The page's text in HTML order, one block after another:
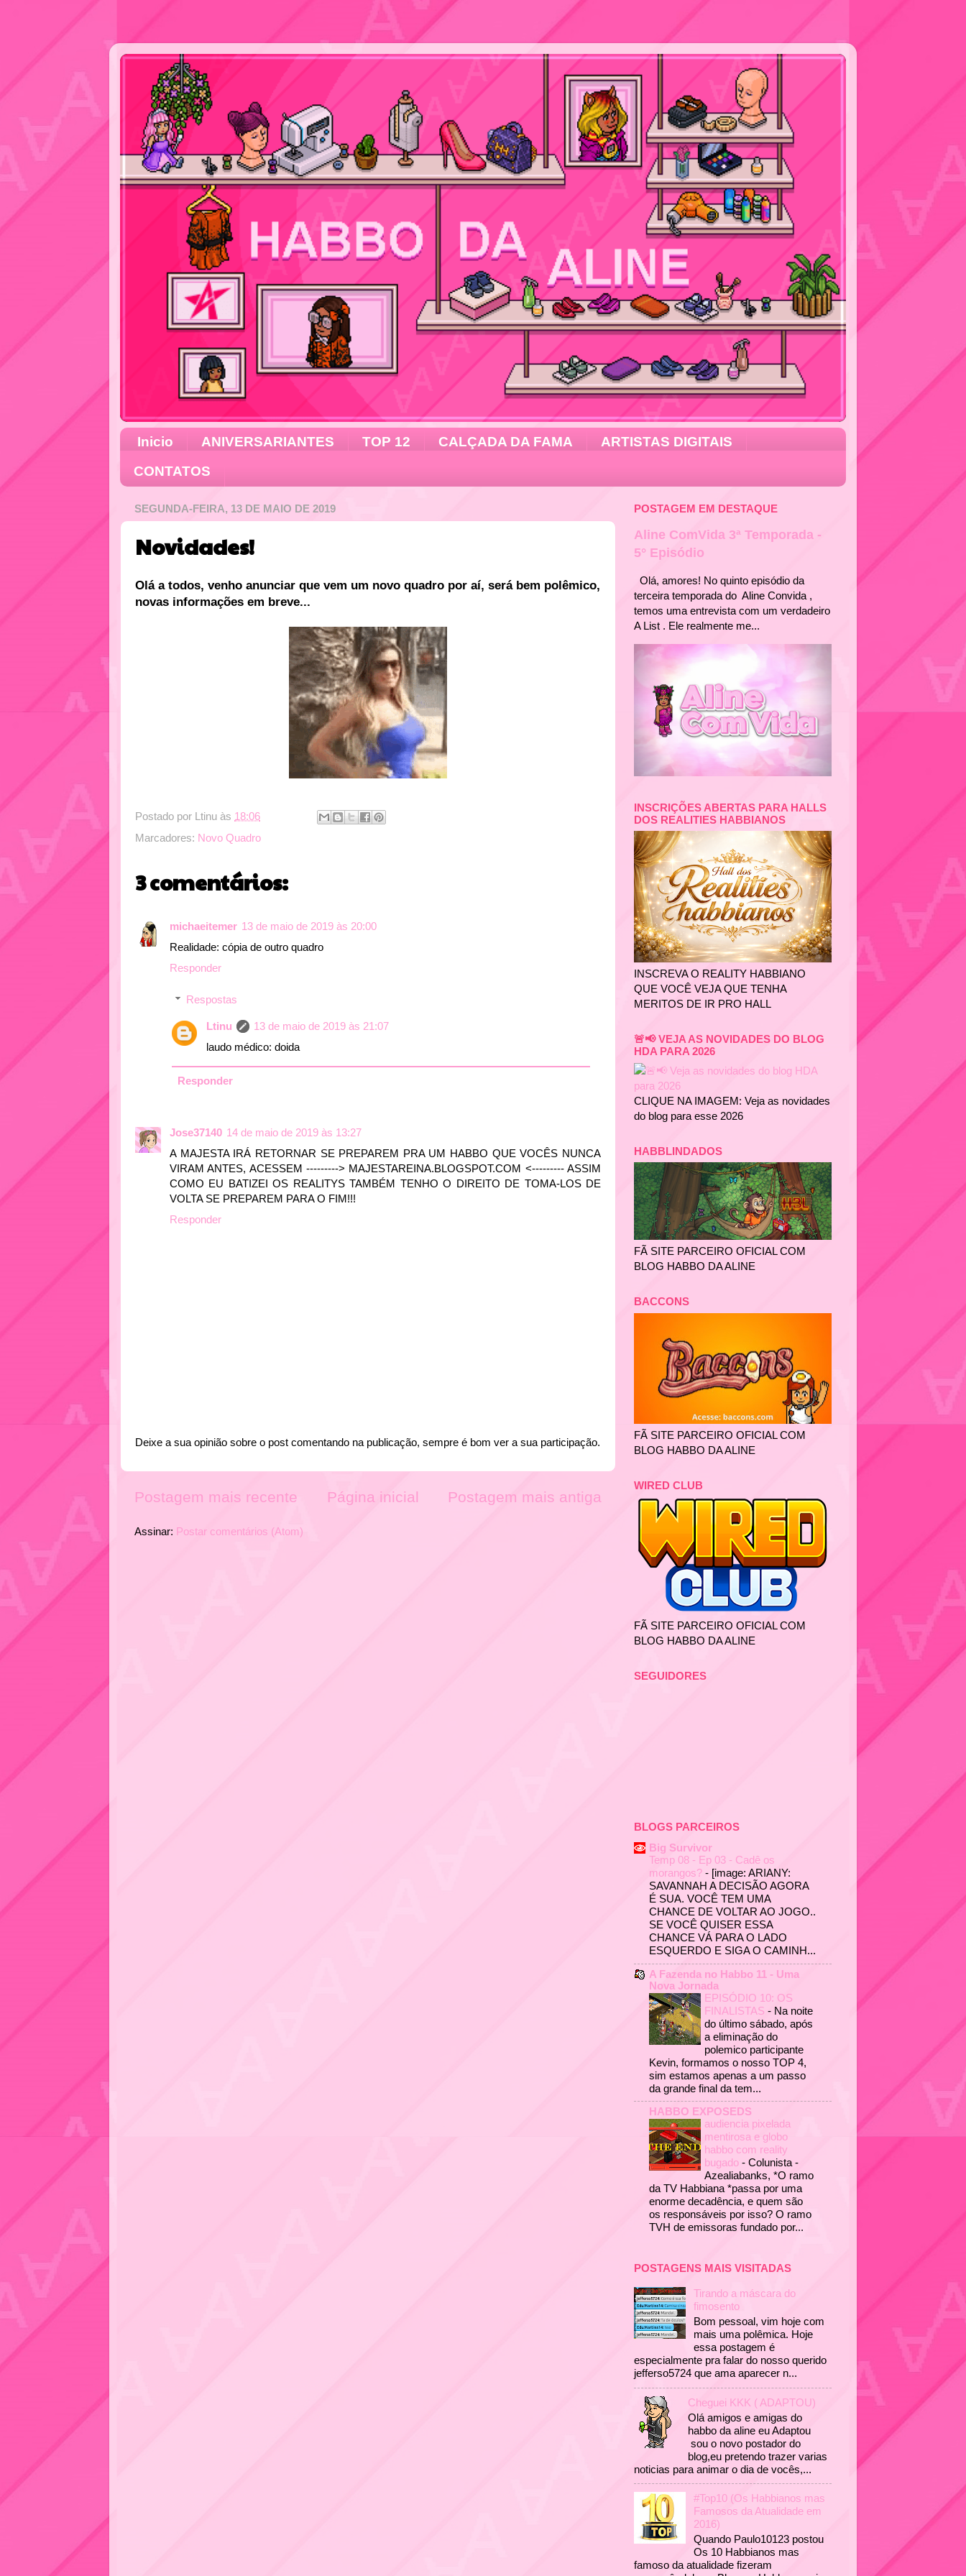
Inicio ANIVERSARIANTES TOP 12 CALÇADA DA FAMA
ARTISTAS DIGITAIS
CONTATOS
SEGUNDA-FEIRA, 13 DE MAIO DE 2019
Novidades!
Olá a todos, venho anunciar que vem um novo quadro por aí, será bem polêmico,
novas informações em breve...
Postado por Ltinu às 18:06
Marcadores: Novo Quadro
3 comentários:
michaeitemer 13 de maio de 2019 às 20:00
Realidade: cópia de outro quadro
Responder
Respostas
Ltinu
13 de maio de 2019 às 21:07
laudo médico: doida
Responder
Jose37140 14 de maio de 2019 às 13:27
A MAJESTA IRÁ RETORNAR SE PREPAREM PRA UM HABBO QUE VOCÊS NUNCA
VIRAM ANTES, ACESSEM ---------> MAJESTAREINA.BLOGSPOT.COM <--------- ASSIM
COMO EU BATIZEI OS REALITYS TAMBÉM TENHO O DIREITO DE TOMA-LOS DE
VOLTA SE PREPAREM PARA O FIM!!!
Responder
Deixe a sua opinião sobre o post comentando na publicação, sempre é bom ver a sua participação.
Postagem mais recente Postagem mais antiga
Página inicial
Assinar: Postar comentários (Atom)
POSTAGEM EM DESTAQUE
Aline ComVida 3ª Temporada -
5° Episódio
Olá, amores! No quinto episódio da
terceira temporada do Aline Convida ,
temos uma entrevista com um verdadeiro
A List . Ele realmente me...
INSCRIÇÕES ABERTAS PARA HALLS
DOS REALITIES HABBIANOS
INSCREVA O REALITY HABBIANO
QUE VOCÊ VEJA QUE TENHA
MERITOS DE IR PRO HALL
🚨📢 VEJA AS NOVIDADES DO BLOG
HDA PARA 2026
CLIQUE NA IMAGEM: Veja as novidades
do blog para esse 2026
HABBLINDADOS
FÃ SITE PARCEIRO OFICIAL COM
BLOG HABBO DA ALINE
BACCONS
FÃ SITE PARCEIRO OFICIAL COM
BLOG HABBO DA ALINE
WIRED CLUB
FÃ SITE PARCEIRO OFICIAL COM
BLOG HABBO DA ALINE
SEGUIDORES
BLOGS PARCEIROS
Big Survivor
Temp 08 - Ep 03 - Cadê os
morangos? - [image: ARIANY:
SAVANNAH A DECISÃO AGORA
É SUA. VOCÊ TEM UMA
CHANCE DE VOLTAR AO JOGO..
SE VOCÊ QUISER ESSA
CHANCE VÁ PARA O LADO
ESQUERDO E SIGA O CAMINH...
A Fazenda no Habbo 11 - Uma
Nova Jornada
EPISÓDIO 10: OS
FINALISTAS - Na noite
do último sábado, após
a eliminação do
polemico participante
Kevin, formamos o nosso TOP 4,
sim estamos apenas a um passo
da grande final da tem...
HABBO EXPOSEDS
audiencia pixelada
mentirosa e globo
habbo com reality
bugado - Colunista -
Azealiabanks, *O ramo
da TV Habbiana *passa por uma
enorme decadência, e quem são
os responsáveis por isso? O ramo
TVH de emissoras fundado por...
POSTAGENS MAIS VISITADAS
Tirando a máscara do
fimosento
Bom pessoal, vim hoje com
mais uma polêmica. Hoje
essa postagem é
especialmente pra falar do nosso querido
jefferso5724 que ama aparecer n...
Cheguei KKK ( ADAPTOU)
Olá amigos e amigas do
habbo da aline eu Adaptou
sou o novo postador do
blog,eu pretendo trazer varias
noticias para animar o dia de vocês,...
#Top10 (Os Habbianos mas
Famosos da Atualidade em
2016)
Quando Paulo10123 postou
Os 10 Habbianos mas
famoso da atualidade fizeram